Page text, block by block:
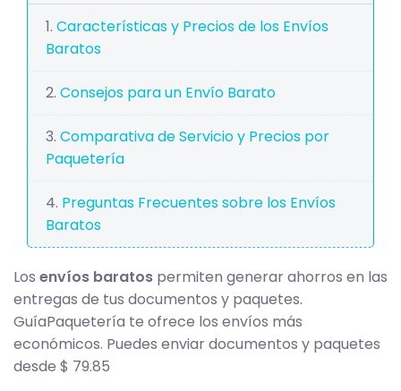
Características y Precios de los Envíos
Baratos
Consejos para un Envío Barato
Comparativa de Servicio y Precios por
Paquetería
Preguntas Frecuentes sobre los Envíos
Baratos
Los envíos baratos permiten generar ahorros en las
entregas de tus documentos y paquetes.
GuíaPaquetería te ofrece los envíos más
económicos. Puedes enviar documentos y paquetes
desde $ 79.85